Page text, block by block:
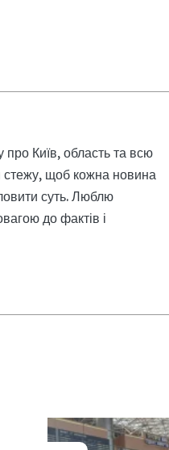
про Київ, область та всю
стежу, щоб кожна новина
суть. Люблю
до фактів і